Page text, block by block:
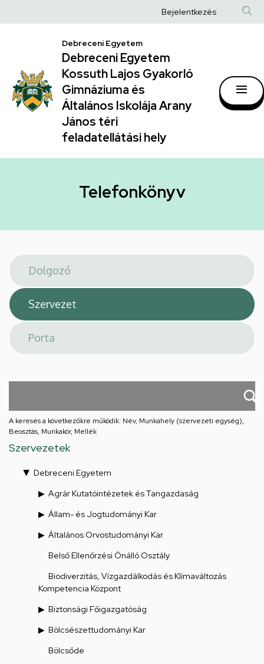
|
Debreceni
Egyetem
Kossuth
Lajos
Gyakorló
Általános
Arany
János
téri
feladatellátási
hely
a
Anonim
fiók
menüje
Bejelentkezés
Debreceni Egyetem
Debreceni Egyetem
Kossuth Lajos Gyakorló
Gimnáziuma és
Általános Iskolája Arany
János téri
feladatellátási hely
Telefonkönyv
A keresés a következőkre működik: Név, Munkahely (szervezeti egység),
Beosztás, Munkakör, Mellék
Szervezetek
Debreceni Egyetem
Agrár Kutatóintézetek és Tangazdaság
Állam- és Jogtudományi Kar
Általános Orvostudományi Kar
Belső Ellenőrzési Önálló Osztály
Biodiverzitás, Vízgazdálkodás és Klímaváltozás
Kompetencia Központ
Biztonsági Főigazgatóság
Bölcsészettudományi Kar
Bölcsőde